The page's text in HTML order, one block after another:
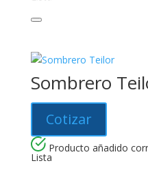
Sombrero
Cotizar
Producto añadido
Lista